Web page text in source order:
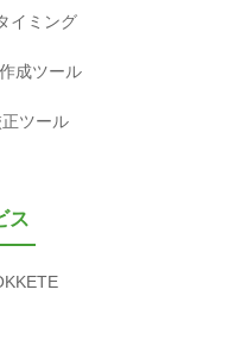
イミング
成ツール
ツール
ス